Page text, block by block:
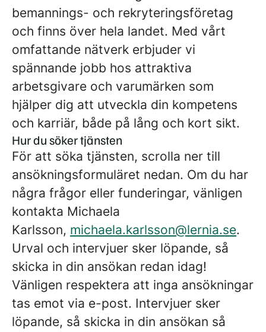
bemannings- och rekryteringsföretag
och finns över hela landet. Med vårt
omfattande nätverk erbjuder vi
spännande jobb hos attraktiva
arbetsgivare och varumärken som
hjälper dig att utveckla din kompetens
och karriär, både på lång och kort sikt.
Hur du söker tjänsten
För att söka tjänsten, scrolla ner till
ansökningsformuläret nedan. Om du har
några frågor eller funderingar, vänligen
kontakta Michaela
Karlsson, michaela.karlsson@lernia.se.
Urval och intervjuer sker löpande, så
skicka in din ansökan redan idag!
Vänligen respektera att inga ansökningar
tas emot via e-post. Intervjuer sker
löpande, så skicka in din ansökan så